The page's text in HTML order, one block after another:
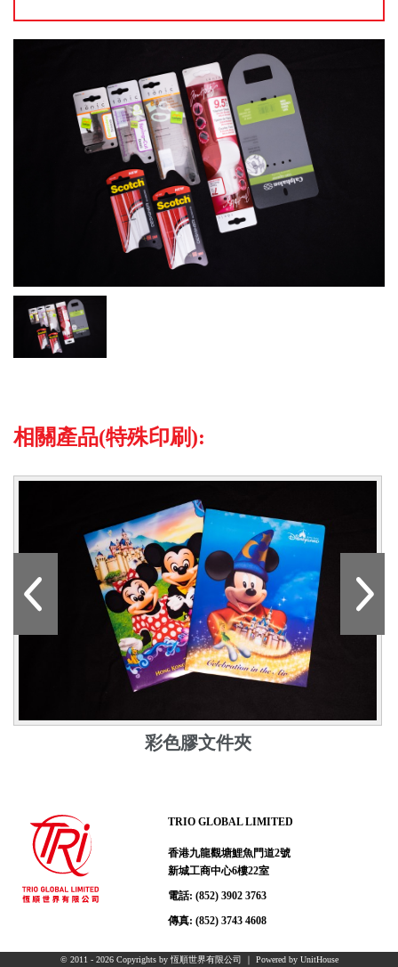
相關產品(特殊印刷):
彩色膠文件夾
TRIO GLOBAL LIMITED
香港九龍觀塘鯉魚門道2號
新城工商中心6樓22室
電話: (852) 3902 3763
傳真: (852) 3743 4608
© 2011 - 2026 Copyrights by 恆順世界有限公司 ｜ Powered by UnitHouse